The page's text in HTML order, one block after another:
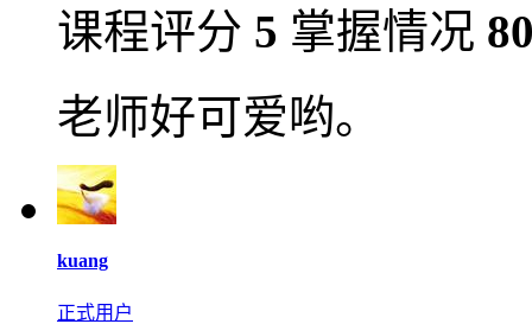
课程评分 5 掌握情况
老师好可爱哟。
kuang
正式用户